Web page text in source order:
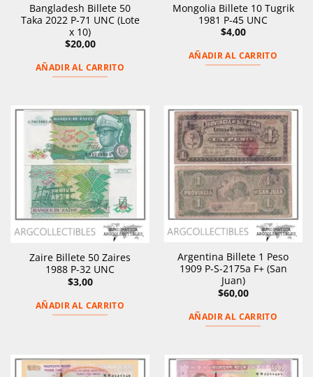
Bangladesh Billete 50
Taka 2022 P-71 UNC (Lote
x 10)
$20,00
AÑADIR AL CARRITO
Mongolia Billete 10 Tugrik
1981 P-45 UNC
$4,00
AÑADIR AL CARRITO
Zaire Billete 50 Zaires
1988 P-32 UNC
$3,00
AÑADIR AL CARRITO
Argentina Billete 1 Peso
1909 P-S-2175a F+ (San
Juan)
$60,00
AÑADIR AL CARRITO